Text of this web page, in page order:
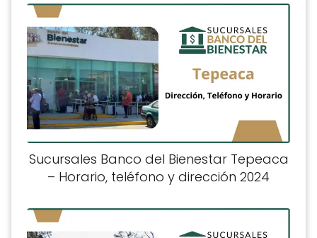
Sucursales Banco del Bienestar Tepeaca
– Horario, teléfono y dirección 2024